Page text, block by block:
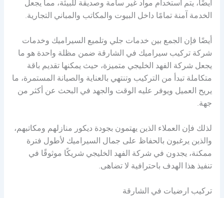
أيضًا، يتم استخدام مواد غير سامة وصديقة للبيئة، مما يجعل
الخدمة آمنة تمامًا داخل البيوت والمكاتب والمباني التجارية.
أيضًا فإن الجمع بين خدمات جلي وتلميع السيراميك وخدمات
شركة تركيب سيراميك في الشارقة ضمن مظلة واحدة هو ما
يجعل شركة الفهد الخليجي متميزة، حيث يمكنها تقديم باقة
متكاملة تبدأ من التركيب وتنتهي بالعناية والصيانة المستمرة، ما
يريح العميل ويوفر عليه الوقت والجهد في البحث عن أكثر من
جهة.
لذلك فإن العملاء الذين يهتمون بجودة ديكور منازلهم ومكاتبهم،
والذين يرغبون بالحفاظ على جمال السيراميك لأطول فترة
ممكنة، يجدون في شركة الفهد الخليجي شريكًا موثوقًا في
تنفيذ هذا الهدف باحترافية لا تضاهى.
تركيب ارضيات في الشارقة